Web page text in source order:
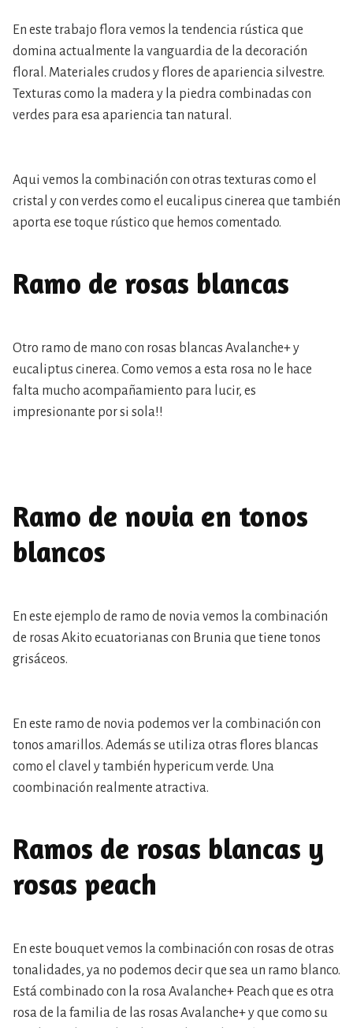
En este trabajo flora vemos la tendencia rústica que
domina actualmente la vanguardia de la decoración
floral. Materiales crudos y flores de apariencia silvestre.
Texturas como la madera y la piedra combinadas con
verdes para esa apariencia tan natural.
Aqui vemos la combinación con otras texturas como el
cristal y con verdes como el eucalipus cinerea que también
aporta ese toque rústico que hemos comentado.
Ramo de rosas blancas
Otro ramo de mano con rosas blancas Avalanche+ y
eucaliptus cinerea. Como vemos a esta rosa no le hace
falta mucho acompañamiento para lucir, es
impresionante por si sola!!
Ramo de novia en tonos
blancos
En este ejemplo de ramo de novia vemos la combinación
de rosas Akito ecuatorianas con Brunia que tiene tonos
grisáceos.
En este ramo de novia podemos ver la combinación con
tonos amarillos. Además se utiliza otras flores blancas
como el clavel y también hypericum verde. Una
coombinación realmente atractiva.
Ramos de rosas blancas y
rosas peach
En este bouquet vemos la combinación con rosas de otras
tonalidades, ya no podemos decir que sea un ramo blanco.
Está combinado con la rosa Avalanche+ Peach que es otra
rosa de la familia de las rosas Avalanche+ y que como su